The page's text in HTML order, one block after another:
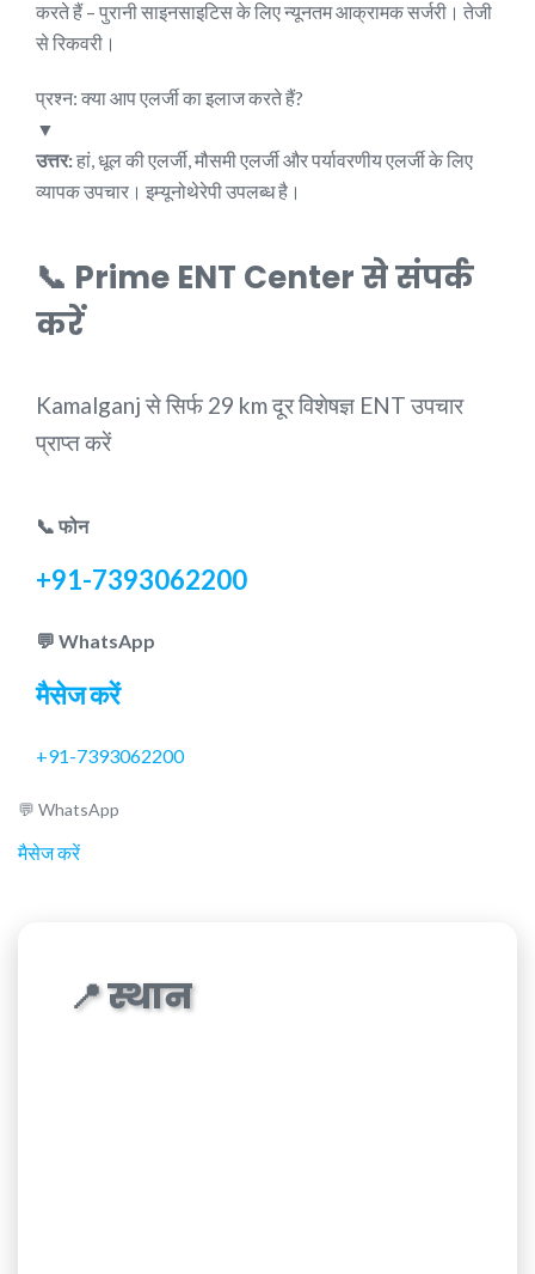
करते हैं – पुरानी साइनसाइटिस के लिए न्यूनतम आक्रामक सर्जरी। तेजी
से रिकवरी।
प्रश्न: क्या आप एलर्जी का इलाज करते हैं?
▼
उत्तर:हां, धूल की एलर्जी, मौसमी एलर्जी और पर्यावरणीय एलर्जी के लिए
व्यापक उपचार। इम्यूनोथेरेपी उपलब्ध है।
📞 Prime ENT Center से संपर्क
करें
Kamalganj से सिर्फ 29 km दूर विशेषज्ञ ENT उपचार
प्राप्त करें
📞 फोन
+91-7393062200
💬 WhatsApp
मैसेज करें
+91-7393062200
💬 WhatsApp
मैसेज करें
📍 स्थान